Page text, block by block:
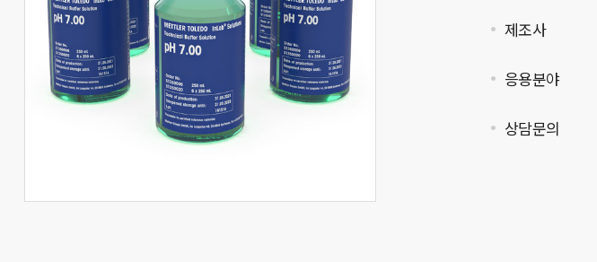
제조사
응용분야
상담문의